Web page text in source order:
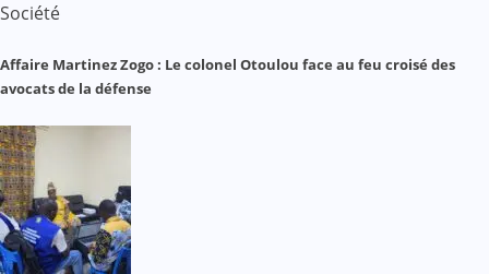
Société
Affaire Martinez Zogo : Le colonel Otoulou face au feu croisé des
avocats de la défense